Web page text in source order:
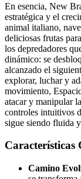
En esencia, New
estratégica y el
animal italiano,
deliciosas frutas
los depredadores
dinámico: se
alcanzado el
explorar, luchar y
movimiento,
atacar y manipular
controles intuitivos
sigue siendo fluida
Características
Camino